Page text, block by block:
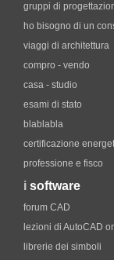
gruppi di
ho bisogno di un
viaggi di architettura
compro - vendo
casa - studio
esami di stato
blablabla
certificazione
professione e fisco
i software
forum CAD
lezioni di AutoCAD
librerie dei simboli